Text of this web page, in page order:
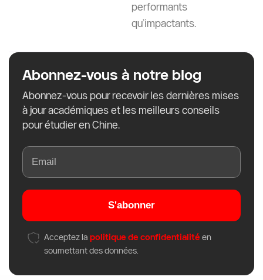
performants
qu’impactants.
Abonnez-vous à notre blog
Abonnez-vous pour recevoir les dernières mises
à jour académiques et les meilleurs conseils
pour étudier en Chine.
S'abonner
Acceptez lapolitique de confidentialité en
soumettant des données.